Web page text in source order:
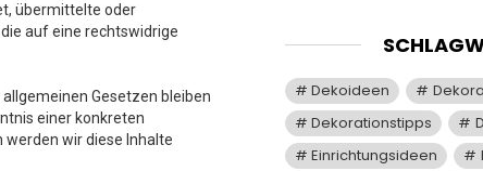
übermittelte oder
auf eine rechtswidrige
Gesetzen bleiben
einer konkreten
wir diese Inhalte
Dekoideen
Dekorationstipps
Einrichtungsideen